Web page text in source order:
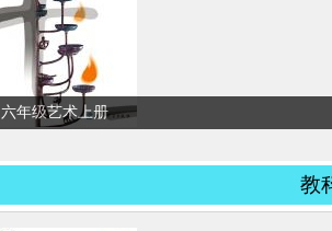
六年级艺术上册
教